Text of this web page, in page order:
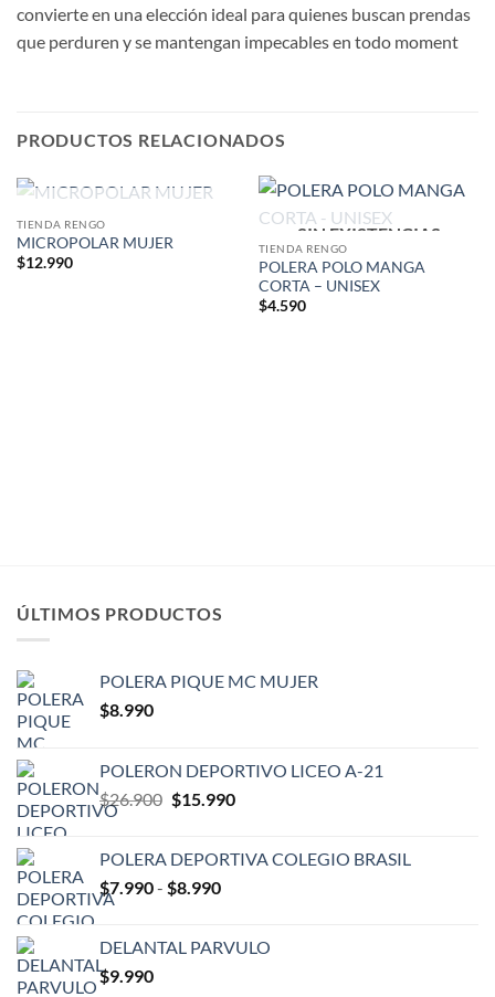
convierte en una elección ideal para quienes buscan prendas
que perduren y se mantengan impecables en todo moment
PRODUCTOS RELACIONADOS
SIN EXISTENCIAS
TIENDA RENGO
MICROPOLAR MUJER
$12.990
SIN EXISTENCIAS
TIENDA RENGO
POLERA POLO MANGA
CORTA – UNISEX
$4.590
ÚLTIMOS PRODUCTOS
POLERA PIQUE MC MUJER
$8.990
POLERON DEPORTIVO LICEO A-21
$26.900 El
era:
$26.900.
$15.990El
es:
POLERA DEPORTIVA COLEGIO BRASIL
$7.990- $8.990Rango
desde
DELANTAL PARVULO
$9.990